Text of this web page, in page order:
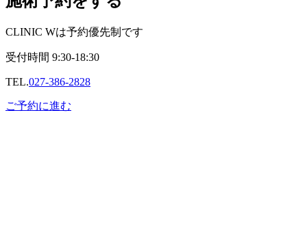
CLINIC Wは予約優先制です
受付時間 9:30-18:30
TEL.027-386-2828
ご予約に進む